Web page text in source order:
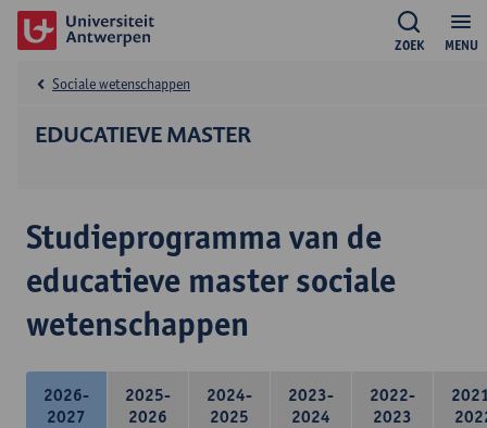
MENU
ZOEK
EDUCATIEVE MASTER
Sociale wetenschappen
Studieprogramma van de
educatieve master sociale
wetenschappen
2026-
2027
2025-
2026
2024-
2025
2023-
2024
2022-
2023